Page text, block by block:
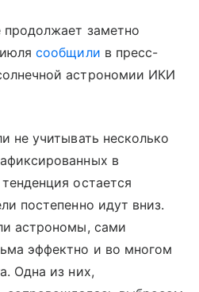
заметно
июлясообщили в пресс-
астрономии ИКИ
не учитывать несколько
в
остается
постепенно идут вниз.
астрономы, сами
эффектно и во многом
Одна из них,